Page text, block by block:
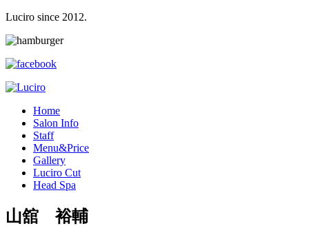
Luciro since 2012.
Home
Salon Info
Staff
Menu&Price
Gallery
Luciro Cut
Head Spa
山舘 裕輔